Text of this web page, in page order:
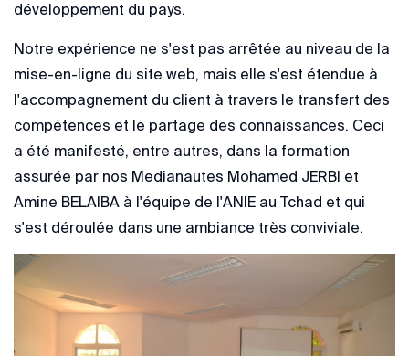
développement du pays.
Notre expérience ne s'est pas arrêtée au niveau de la
mise-en-ligne du site web, mais elle s'est étendue à
l'accompagnement du client à travers le transfert des
compétences et le partage des connaissances. Ceci
a été manifesté, entre autres, dans la formation
assurée par nos Medianautes Mohamed JERBI et
Amine BELAIBA à l'équipe de l'ANIE au Tchad et qui
s'est déroulée dans une ambiance très conviviale.